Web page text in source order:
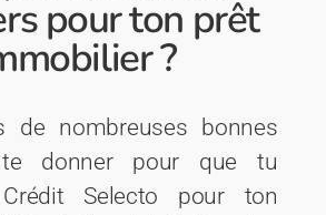
pour ton prêt
?
de nombreuses bonnes
donner pour que tu
Selecto pour ton